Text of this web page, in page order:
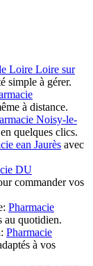
Loire Loire sur
simple à gérer.
à distance.
Noisy-le-
quelques clics.
ean Jaurès avec
DU
commander vos
Pharmacie
au quotidien.
Pharmacie
à vos